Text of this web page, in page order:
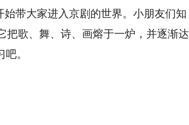
带大家进入京剧的世界。小朋友们知
把歌、舞、诗、画熔于一炉，并逐渐达
。